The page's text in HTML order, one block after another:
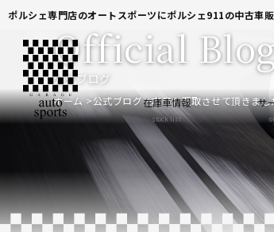
ポルシェ専門店のオートスポーツにポルシェ911の中古車
在庫車情報
stock list
サ
公式ブログ
Official Blog
ホーム 公式ブログ 本日も買取させて頂きまし